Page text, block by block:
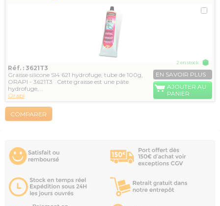
Réf. : 3621T3
Graisse silicone SI4 621 hydrofuge, tube de 100g,
ORAPI - 3621T3 Cette graisse est une pâte
hydrofuge,...
Orapi
2 en stock
EN SAVOIR PLUS
AJOUTER AU
PANIER
COMPARER